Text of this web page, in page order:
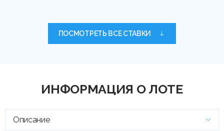
ПОСМОТРЕТЬ ВСЕ СТАВКИ
ИНФОРМАЦИЯ О ЛОТЕ
Описание